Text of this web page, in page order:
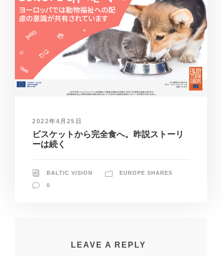
2022年4月25日
ビスケットから完全食へ。昨説ストーリ
ーは続く
BALTIC VISION EUROPE SHARES
0
LEAVE A REPLY